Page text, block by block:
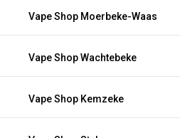
Vape Shop Moerbeke-Waas
Vape Shop Wachtebeke
Vape Shop Kemzeke